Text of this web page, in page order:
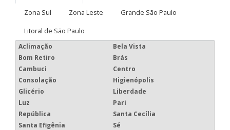
Zona Sul
Zona Leste
Grande São Paulo
Litoral de São Paulo
Aclimação
Bela Vista
Bom Retiro
Brás
Cambuci
Centro
Consolação
Higienópolis
Glicério
Liberdade
Luz
Pari
República
Santa Cecília
Santa Efigênia
Sé